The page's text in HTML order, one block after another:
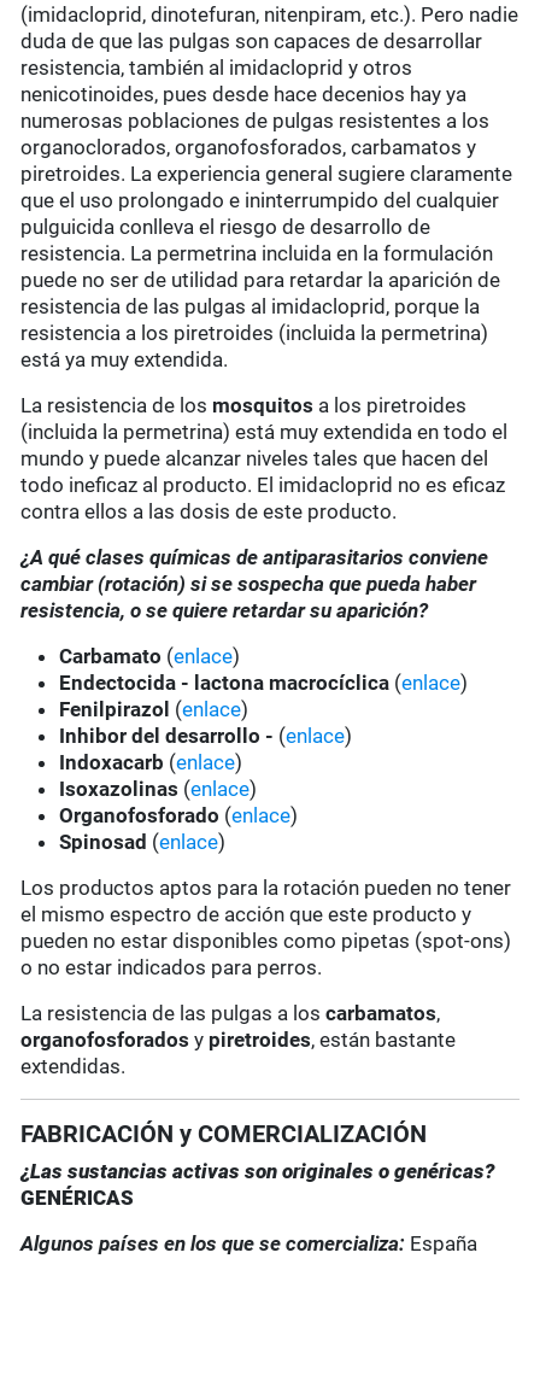
(imidacloprid, dinotefuran, nitenpiram, etc.). Pero nadie
duda de que las pulgas son capaces de desarrollar
resistencia, también al imidacloprid y otros
nenicotinoides, pues desde hace decenios hay ya
numerosas poblaciones de pulgas resistentes a los
organoclorados, organofosforados, carbamatos y
piretroides. La experiencia general sugiere claramente
que el uso prolongado e ininterrumpido del cualquier
pulguicida conlleva el riesgo de desarrollo de
resistencia. La permetrina incluida en la formulación
puede no ser de utilidad para retardar la aparición de
resistencia de las pulgas al imidacloprid, porque la
resistencia a los piretroides (incluida la permetrina)
está ya muy extendida.
La resistencia de los mosquitos a los piretroides
(incluida la permetrina) está muy extendida en todo el
mundo y puede alcanzar niveles tales que hacen del
todo ineficaz al producto. El imidacloprid no es eficaz
contra ellos a las dosis de este producto.
¿A qué clases químicas de antiparasitarios conviene
cambiar (rotación) si se sospecha que pueda haber
resistencia, o se quiere retardar su aparición?
Carbamato (enlace)
Endectocida - lactona macrocíclica (enlace)
Fenilpirazol (enlace)
Inhibor del desarrollo - (enlace)
Indoxacarb (enlace)
Isoxazolinas (enlace)
Organofosforado (enlace)
Spinosad (enlace)
Los productos aptos para la rotación pueden no tener
el mismo espectro de acción que este producto y
pueden no estar disponibles como pipetas (spot-ons)
o no estar indicados para perros.
La resistencia de las pulgas a loscarbamatos,
organofosforados y piretroides, están bastante
extendidas.
FABRICACIÓN y COMERCIALIZACIÓN
¿Las sustancias activas son originales o genéricas?
GENÉRICAS
Algunos países en los que se comercializa: España